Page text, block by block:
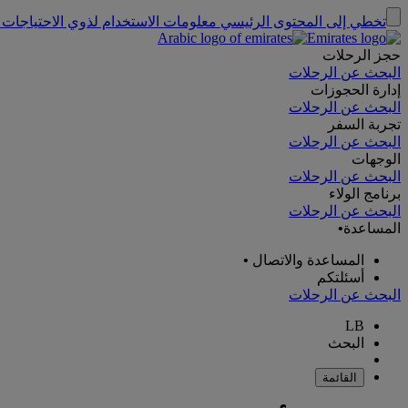
تخطي إلى المحتوى الرئيسي معلومات الاستخدام لذوي
حجز الرحلات
البحث عن الرحلات
إدارة الحجوزات
البحث عن الرحلات
تجربة السفر
البحث عن الرحلات
الوجهات
البحث عن الرحلات
برنامج الولاء
البحث عن الرحلات
المساعدة•
المساعدة والاتصال •
أسئلتكم
البحث عن الرحلات
LB
البحث
القائمة